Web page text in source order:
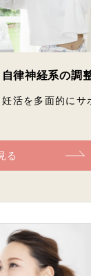
律神経系の調
活を多面的にサ
る